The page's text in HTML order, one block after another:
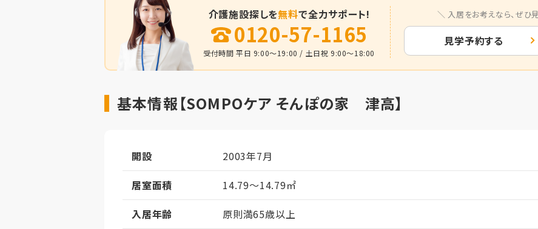
介護施設探しを無料で全力サポート!
0120-57-1165
受付時間 平日 9:00～19:00 / 土日祝 9:00～18:00
入居をお考えなら、ぜひ
見学予約する
基本情報【SOMPOケア そんぽの家 津高】
開設
2003年7月
居室面積
14.79～14.79㎡
入居年齢
原則満65歳以上